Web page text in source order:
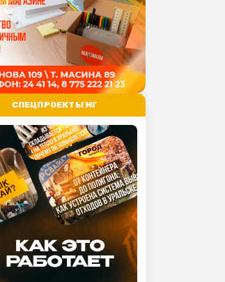
СПЕЦПРОЕКТЫ МГ